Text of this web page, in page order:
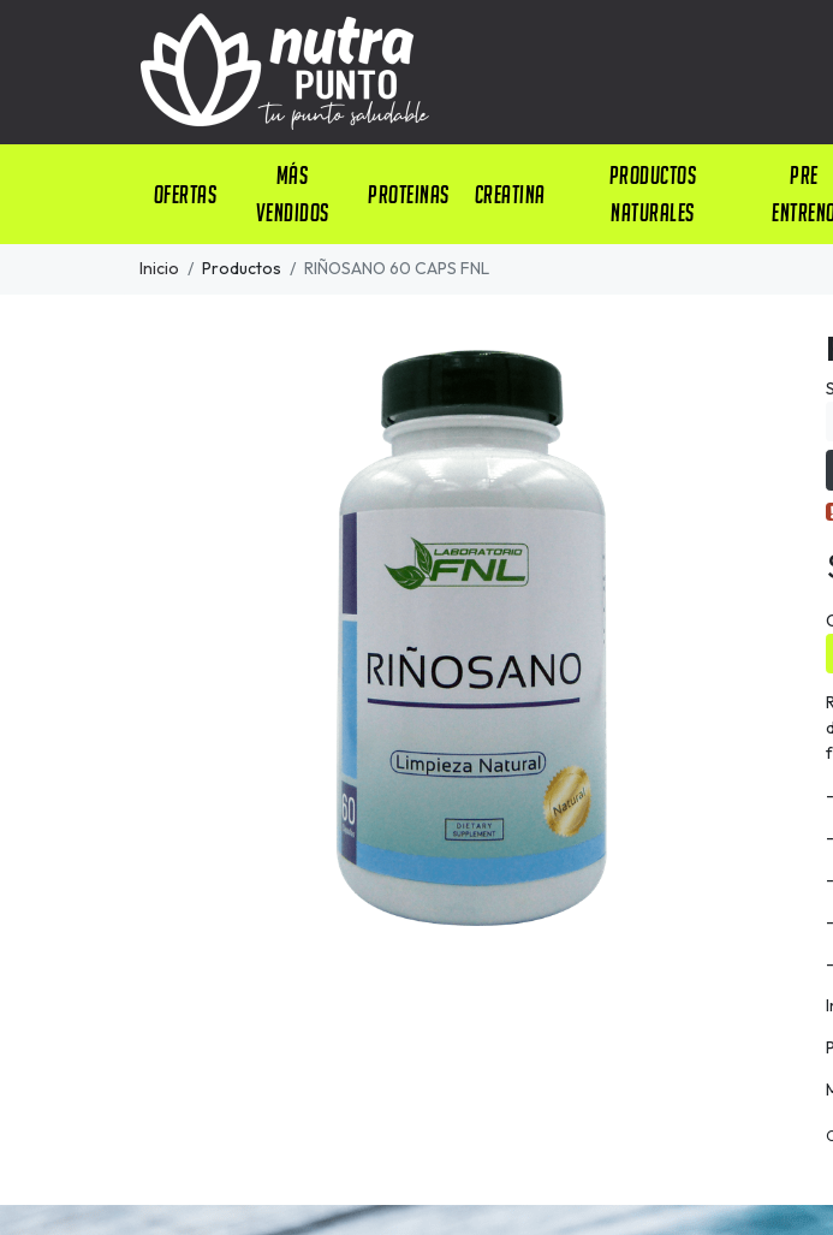
OFERTAS
Más
Vendidos
PROTEINAS CREATINA
PRODUCTOS
NATURALES
PRE
Inicio Productos RIÑOSANO 60 CAPS FNL